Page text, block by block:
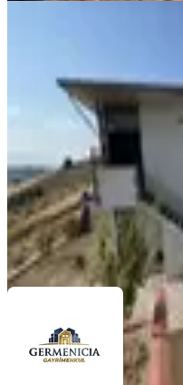
Onikişubat,
2+1·140 m²
Germenicia Gayrimenkul
Ara